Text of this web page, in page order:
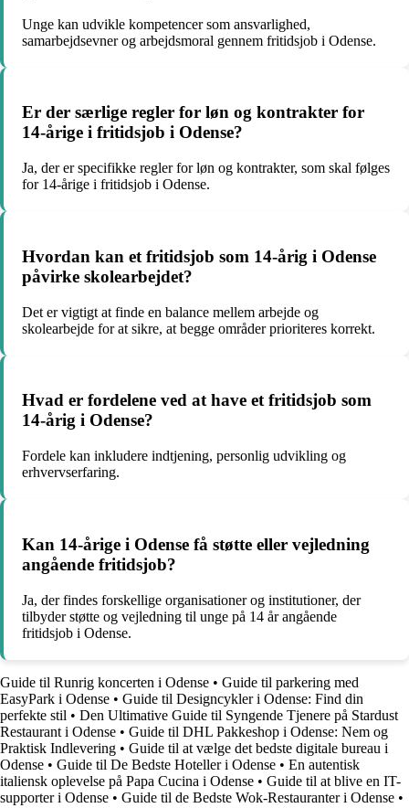
Unge kan udvikle kompetencer som ansvarlighed,
samarbejdsevner og arbejdsmoral gennem fritidsjob i Odense.
Er der særlige regler for løn og kontrakter for
14-årige i fritidsjob i Odense?
Ja, der er specifikke regler for løn og kontrakter, som skal følges
for 14-årige i fritidsjob i Odense.
Hvordan kan et fritidsjob som 14-årig i Odense
påvirke skolearbejdet?
Det er vigtigt at finde en balance mellem arbejde og
skolearbejde for at sikre, at begge områder prioriteres korrekt.
Hvad er fordelene ved at have et fritidsjob som
14-årig i Odense?
Fordele kan inkludere indtjening, personlig udvikling og
erhvervserfaring.
Kan 14-årige i Odense få støtte eller vejledning
angående fritidsjob?
Ja, der findes forskellige organisationer og institutioner, der
tilbyder støtte og vejledning til unge på 14 år angående
fritidsjob i Odense.
Guide til Runrig koncerten i Odense • Guide til parkering med
EasyPark i Odense • Guide til Designcykler i Odense: Find din
perfekte stil • Den Ultimative Guide til Syngende Tjenere på Stardust
Restaurant i Odense • Guide til DHL Pakkeshop i Odense: Nem og
Praktisk Indlevering • Guide til at vælge det bedste digitale bureau i
Odense • Guide til De Bedste Hoteller i Odense • En autentisk
italiensk oplevelse på Papa Cucina i Odense • Guide til at blive en IT-
supporter i Odense • Guide til de Bedste Wok-Restauranter i Odense •